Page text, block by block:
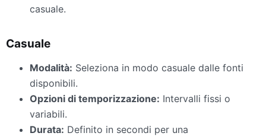
casuale.
Casuale
Modalità: Seleziona in modo casuale dalle fonti
disponibili.
Opzioni di temporizzazione: Intervalli fissi o
variabili.
Durata: Definito in secondi per una